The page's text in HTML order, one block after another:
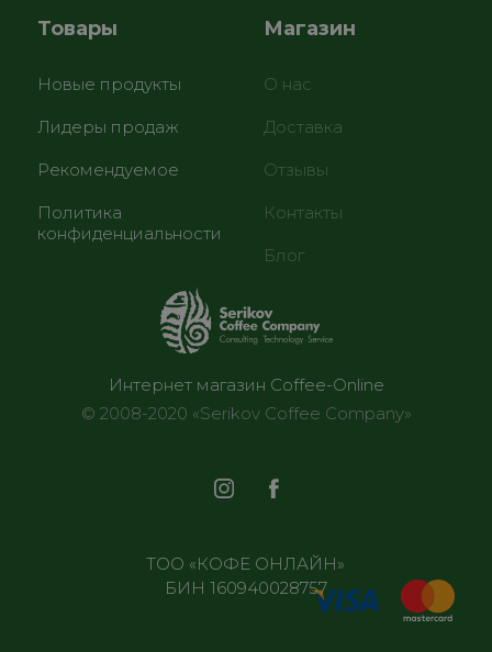
Товары
Новые продукты
Лидеры продаж
Рекомендуемое
Политика
конфиденциальности
Магазин
О нас
Доставка
Отзывы
Контакты
Блог
Интернет магазин Coffee-Online
© 2008-2020 «Serikov Coffee Company»
ТОО «КОФЕ ОНЛАЙН»
БИН 160940028757